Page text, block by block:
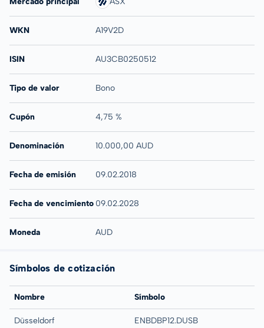
WKN A19V2D
ISIN AU3CB0250512
Tipo de valor Bono
Cupón 4,75 %
Denominación 10.000,00 AUD
Fecha de emisión 09.02.2018
Fecha de vencimiento 09.02.2028
Moneda AUD
Símbolos de cotización
Nombre Símbolo
Düsseldorf ENBDBP12.DUSB